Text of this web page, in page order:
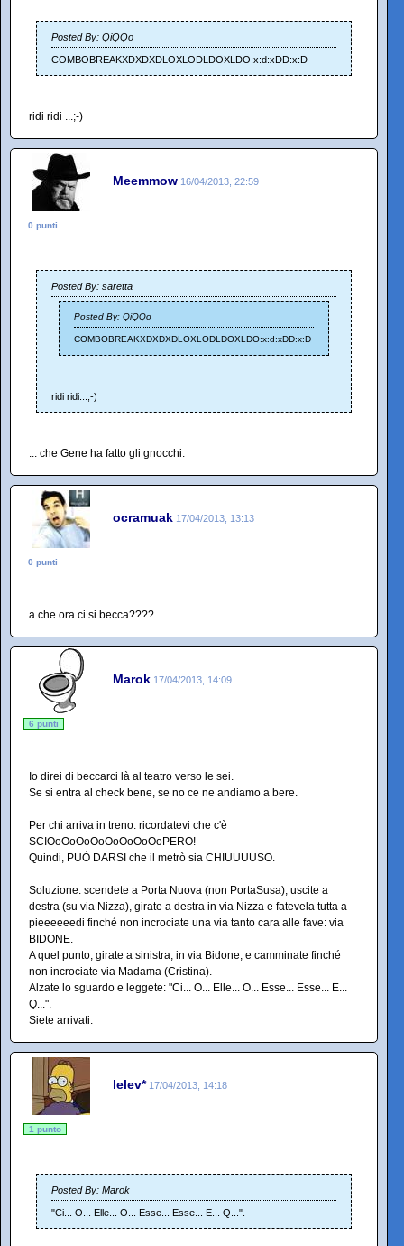
Posted By: QiQQo
COMBOBREAKXDXDXDLOXLODLDOXLDO:x:d:xDD:x:D
ridi ridi ...;-)
Meemmow 16/04/2013, 22:59
0 punti
Posted By: saretta
Posted By: QiQQo
COMBOBREAKXDXDXDLOXLODLDOXLDO:x:d:xDD:x:D
ridi ridi...;-)
... che Gene ha fatto gli gnocchi.
ocramuak 17/04/2013, 13:13
0 punti
a che ora ci si becca????
Marok 17/04/2013, 14:09
6 punti
Io direi di beccarci là al teatro verso le sei.
Se si entra al check bene, se no ce ne andiamo a bere.
Per chi arriva in treno: ricordatevi che c'è
SCIOoOoOoOoOoOoOoOoPERO!
Quindi, PUÒ DARSI che il metrò sia CHIUUUUSO.
Soluzione: scendete a Porta Nuova (non PortaSusa), uscite a
destra (su via Nizza), girate a destra in via Nizza e fatevela tutta a
pieeeeeedi finché non incrociate una via tanto cara alle fave: via
BIDONE.
A quel punto, girate a sinistra, in via Bidone, e camminate finché
non incrociate via Madama (Cristina).
Alzate lo sguardo e leggete: "Ci... O... Elle... O... Esse... Esse... E...
Q...".
Siete arrivati.
lelev* 17/04/2013, 14:18
1 punto
Posted By: Marok
"Ci... O... Elle... O... Esse... Esse... E... Q...".